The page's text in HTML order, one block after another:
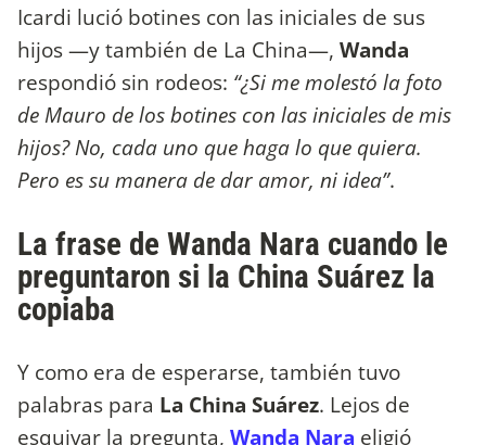
Icardi lució botines con las iniciales de sus
hijos —y también de La China—, Wanda
respondió sin rodeos: “¿Si me molestó la foto
de Mauro de los botines con las iniciales de mis
hijos? No, cada uno que haga lo que quiera.
Pero es su manera de dar amor, ni idea”.
La frase de Wanda Nara cuando le
preguntaron si la China Suárez la
copiaba
Y como era de esperarse, también tuvo
palabras para La China Suárez. Lejos de
esquivar la pregunta, Wanda Nara eligió